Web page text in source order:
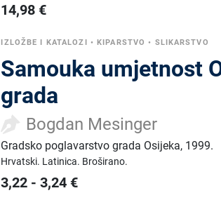
14,98 €
IZLOŽBE I KATALOZI •KIPARSTVO • SLIKARSTVO
Samouka umjetnost
grada
Bogdan Mesinger
Gradsko poglavarstvo grada Osijeka, 1999.
Hrvatski. Latinica. Broširano.
3,22 -3,24 €